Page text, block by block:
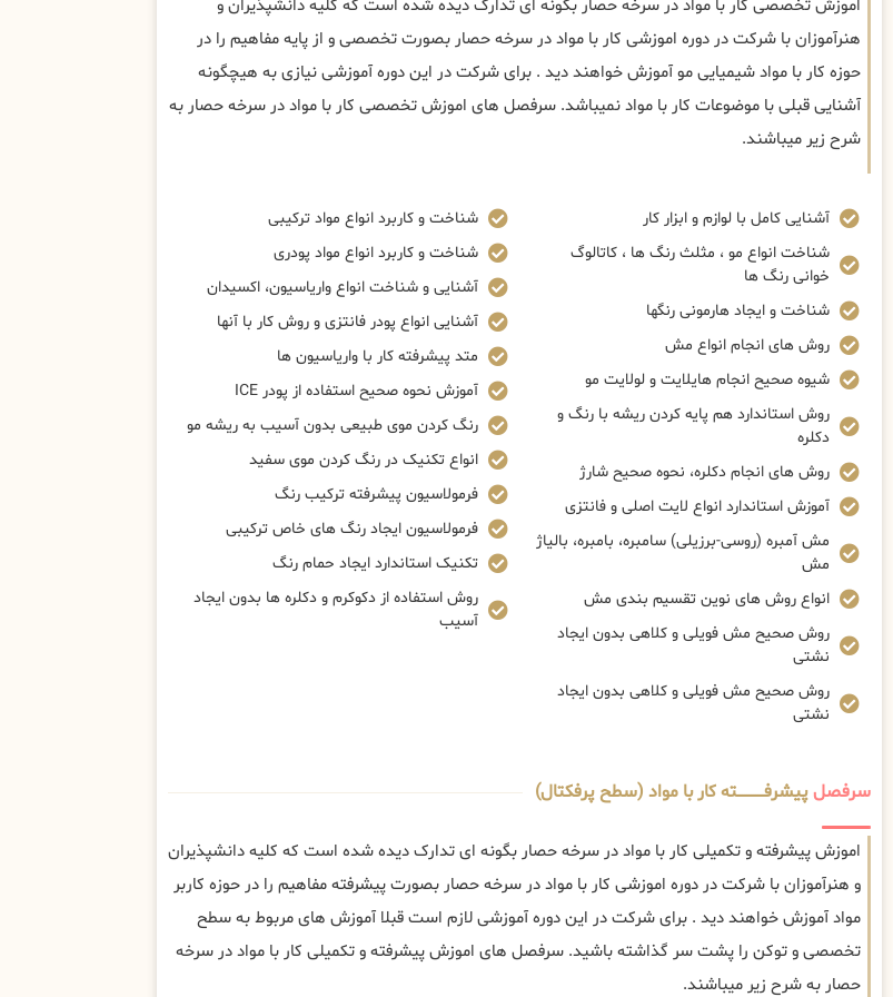
اموزش تخصصی کار با مواد در سرخه حصار بگونه ای تدارک دیده شده است که کلیه دانشپذیران و
هنرآموزان با شرکت در دوره اموزشی کار با مواد در سرخه حصار بصورت تخصصی و از پایه مفاهیم را در
حوزه کار با مواد شیمیایی مو آموزش خواهند دید . برای شرکت در این دوره آموزشی نیازی به هیچگونه
آشنایی قبلی با موضوعات کار با مواد نمیباشد. سرفصل های اموزش تخصصی کار با مواد در سرخه حصار به
شرح زیر میباشند.
آشنایی کامل با لوازم و ابزار کار
شناخت انواع مو ، مثلث رنگ ها ، کاتالوگ
خوانی رنگ ها
شناخت و ایجاد هارمونی رنگها
روش های انجام انواع مش
شیوه صحیح انجام هایلایت و لولایت مو
روش استاندارد هم پایه کردن ریشه با رنگ و
دکلره
روش های انجام دکلره، نحوه صحیح شارژ
آموزش استاندارد انواع لایت اصلی و فانتزی
مش آمبره (روسی-برزیلی) سامبره، بامبره، بالیاژ
مش
انواع روش های نوین تقسیم بندی مش
روش صحیح مش فویلی و کلاهی بدون ایجاد
نشتی
روش صحیح مش فویلی و کلاهی بدون ایجاد
نشتی
شناخت و کاربرد انواع مواد ترکیبی
شناخت و کاربرد انواع مواد پودری
آشنایی و شناخت انواع واریاسیون، اکسیدان
آشنایی انواع پودر فانتزی و روش کار با آنها
متد پیشرفته کار با واریاسیون ها
آموزش نحوه صحیح استفاده از پودر ICE
رنگ کردن موی طبیعی بدون آسیب به ریشه مو
انواع تکنیک در رنگ کردن موی سفید
فرمولاسیون پیشرفته ترکیب رنگ
فرمولاسیون ایجاد رنگ های خاص ترکیبی
تکنیک استاندارد ایجاد حمام رنگ
روش استفاده از دکوکرم و دکلره ها بدون ایجاد
آسیب
سرفصلپیشرفــــــــــــته کار با مواد (سطح پرفکتال)
اموزش پیشرفته و تکمیلی کار با مواد در سرخه حصار بگونه ای تدارک دیده شده است که کلیه دانشپذیران
و هنرآموزان با شرکت در دوره اموزشی کار با مواد در سرخه حصار بصورت پیشرفته مفاهیم را در حوزه کاربر
مواد آموزش خواهند دید . برای شرکت در این دوره آموزشی لازم است قبلا آموزش های مربوط به سطح
تخصصی و توکن را پشت سر گذاشته باشید. سرفصل های اموزش پیشرفته و تکمیلی کار با مواد در سرخه
حصار به شرح زیر میباشند.